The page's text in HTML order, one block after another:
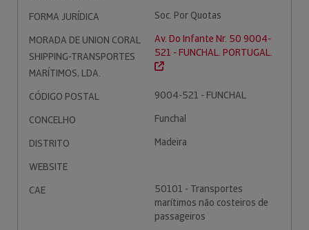
FORMA JURÍDICA
Soc. Por Quotas
MORADA DE UNION CORAL
SHIPPING-TRANSPORTES
MARÍTIMOS, LDA.
Av. Do Infante Nr. 50 9004-
521 - FUNCHAL. PORTUGAL.
CÓDIGO POSTAL
9004-521 - FUNCHAL
CONCELHO
Funchal
DISTRITO
Madeira
WEBSITE
CAE
50101 - Transportes
marítimos não costeiros de
passageiros